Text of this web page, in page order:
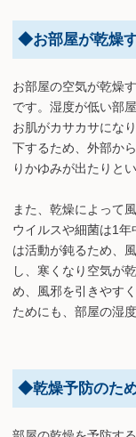
◆お部屋が乾燥
お部屋の空気が乾燥
です。湿度が低い部
お肌がカサカサにな
下するため、外部か
りかゆみが出たりと
また、乾燥によって
ウイルスや細菌は1
は活動が鈍るため、
し、寒くなり空気が
め、風邪を引きやす
ためにも、部屋の湿
◆乾燥予防のた